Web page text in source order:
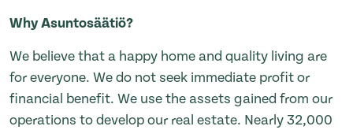
Why Asuntosäätiö?
We believe that a happy home and quality living are
for everyone. We do not seek immediate profit or
financial benefit. We use the assets gained from our
operations to develop our real estate. Nearly 32,000